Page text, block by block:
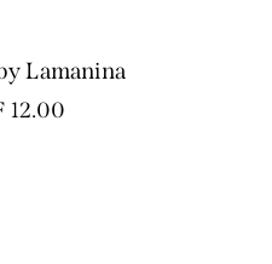
Lamanina
12.00